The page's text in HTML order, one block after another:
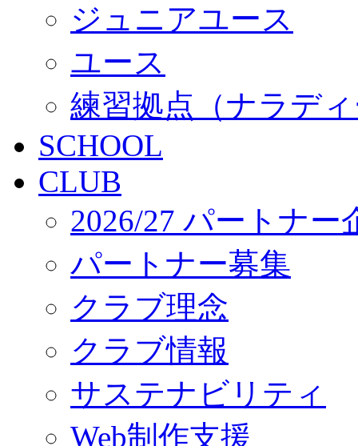
ジュニアユース
ユース
練習拠点（ナラデ
SCHOOL
CLUB
2026/27 パートナー
パートナー募集
クラブ理念
クラブ情報
サステナビリティ
Web制作支援